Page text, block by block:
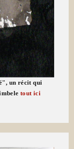
un récit qui
tout ici